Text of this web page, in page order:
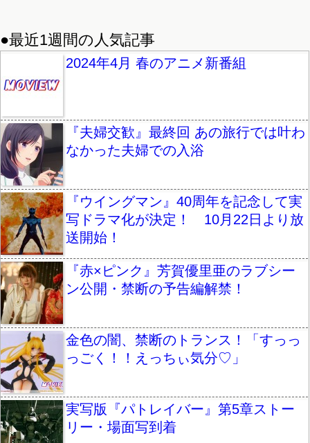
●最近1週間の人気記事
2024年4月 春のアニメ新番組
『夫婦交歓』最終回 あの旅行では叶わ
なかった夫婦での入浴
『ウイングマン』40周年を記念して実
写ドラマ化が決定！ 10月22日より放
送開始！
『赤×ピンク』芳賀優里亜のラブシー
ン公開・禁断の予告編解禁！
金色の闇、禁断のトランス！「すっっ
っごく！！えっちぃ気分♡」
実写版『パトレイバー』第5章ストー
リー・場面写到着